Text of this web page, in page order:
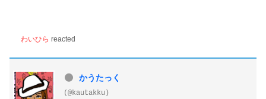
わいひら reacted
かうたっく
(@kautakku)